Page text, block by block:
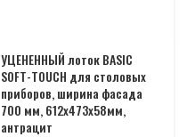
УЦЕНЕННЫЙ лоток BASIC
SOFT-TOUCH для столовых
приборов, ширина фасада
700 мм, 612х473х58мм,
антрацит